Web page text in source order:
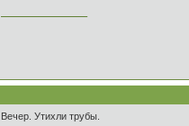
Вечер. Утихли трубы.